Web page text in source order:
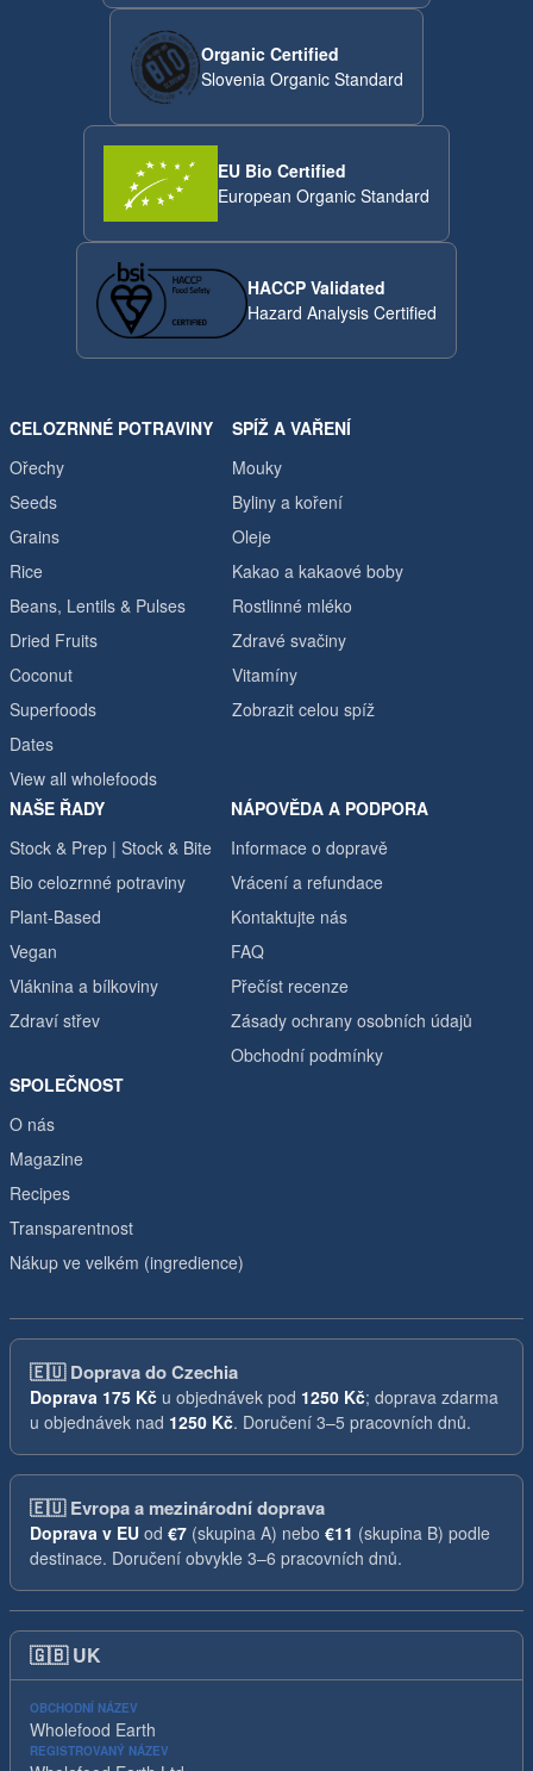
Organic Certified
Slovenia Organic Standard
EU Bio Certified
European Organic Standard
HACCP Validated
Hazard Analysis Certified
CELOZRNNÉ POTRAVINY
Ořechy
Seeds
Grains
Rice
Beans, Lentils & Pulses
Dried Fruits
Coconut
Superfoods
Dates
View all wholefoods
SPÍŽ A VAŘENÍ
Mouky
Byliny a koření
Oleje
Kakao a kakaové boby
Rostlinné mléko
Zdravé svačiny
Vitamíny
Zobrazit celou spíž
NAŠE ŘADY
Stock & Prep | Stock & Bite
Bio celozrnné potraviny
Plant-Based
Vegan
Vláknina a bílkoviny
Zdraví střev
NÁPOVĚDA A PODPORA
Informace o dopravě
Vrácení a refundace
Kontaktujte nás
FAQ
Přečíst recenze
Zásady ochrany osobních údajů
Obchodní podmínky
SPOLEČNOST
O nás
Magazine
Recipes
Transparentnost
Nákup ve velkém (ingredience)
🇪🇺Doprava do Czechia
Doprava 175 Kč u objednávek pod 1250 Kč; doprava zdarma
u objednávek nad 1250 Kč. Doručení 3–5 pracovních dnů.
🇪🇺Evropa a mezinárodní doprava
Doprava v EU od €7 (skupina A) nebo €11 (skupina B) podle
destinace. Doručení obvykle 3–6 pracovních dnů.
🇬🇧 UK
OBCHODNÍ NÁZEV
Wholefood Earth
REGISTROVANÝ NÁZEV